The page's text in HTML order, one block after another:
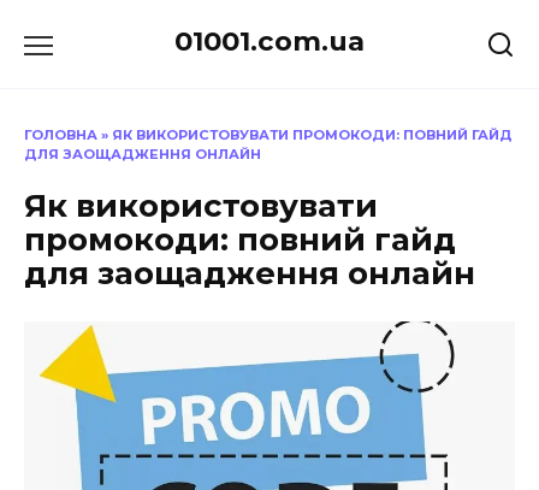
до
01001.com.ua
ГОЛОВНА » ЯК ВИКОРИСТОВУВАТИ ПРОМОКОДИ: ПОВНИЙ ГАЙД
ДЛЯ ЗАОЩАДЖЕННЯ ОНЛАЙН
Як використовувати
промокоди: повний гайд
для заощадження онлайн